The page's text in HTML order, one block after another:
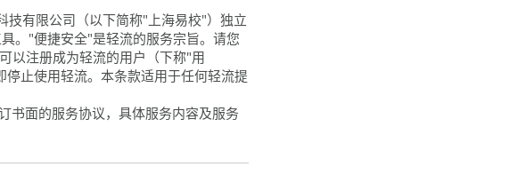
技有限公司（以下简称"上海易校"）独立
。"便捷安全"是轻流的服务宗旨。请您
以注册成为轻流的用户（下称"用
止使用轻流。本条款适用于任何轻流提
书面的服务协议，具体服务内容及服务